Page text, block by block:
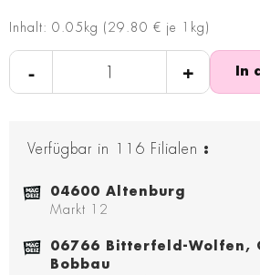
Inhalt: 0.05kg (29.80 € je 1kg)
- + In
Verfügbar in 116 Filialen :
04600 Altenburg
Markt 12
06766 Bitterfeld-Wolfen,
Bobbau